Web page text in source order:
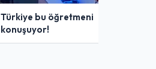
Türkiye bu öğretmeni
konuşuyor!